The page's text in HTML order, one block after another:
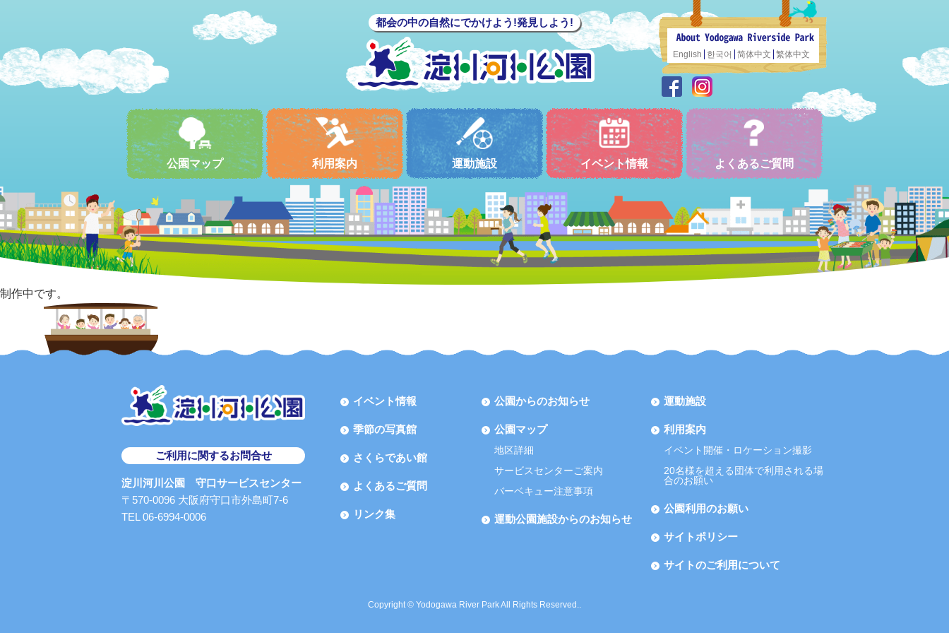
都会の中の自然にでかけよう!発見しよう!
English 한국어 简体中文 繁体中文
公園マップ 利用案内 運動施設 イベント情報 よくあるご質問
制作中です。
ご利用に関するお問合せ
淀川河川公園 守口サービスセンター
〒570-0096 大阪府守口市外島町7-6
TEL 06-6994-0006
イベント情報
季節の写真館
さくらであい館
よくあるご質問
リンク集
公園からのお知らせ
公園マップ
地区詳細
サービスセンターご案内
バーベキュー注意事項
運動公園施設からのお知らせ
運動施設
利用案内
イベント開催・ロケーション撮影
20名様を超える団体で利用される場
合のお願い
公園利用のお願い
サイトポリシー
サイトのご利用について
Copyright © Yodogawa River Park All Rights Reserved..